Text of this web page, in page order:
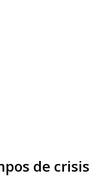
de crisis